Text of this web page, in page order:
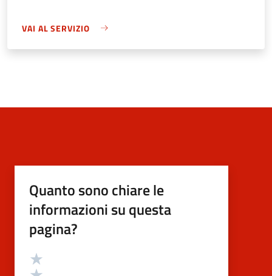
VAI AL SERVIZIO
Quanto sono chiare le
informazioni su questa
pagina?
Valutazione